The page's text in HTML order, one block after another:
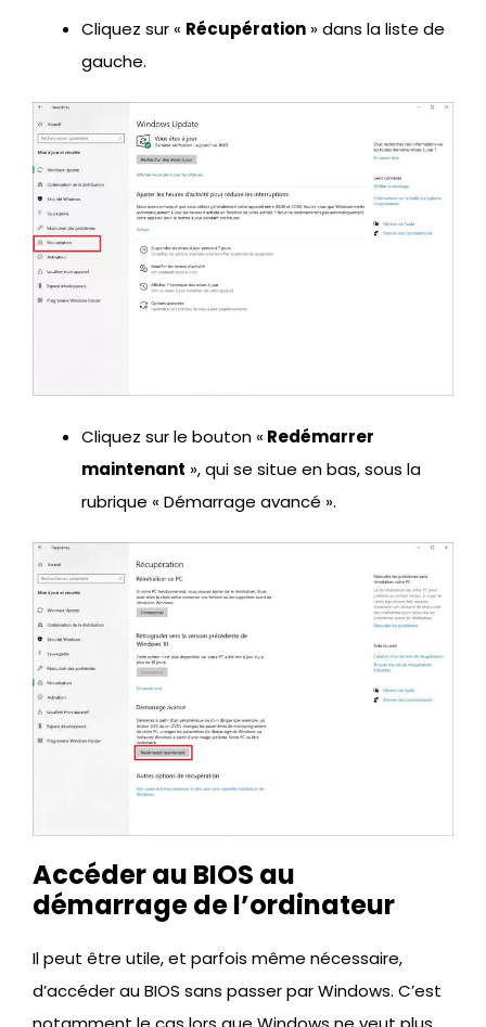
Cliquez sur « Récupération » dans la liste de
gauche.
Cliquez sur le bouton « Redémarrer
maintenant », qui se situe en bas, sous la
rubrique « Démarrage avancé ».
Accéder au BIOS au
démarrage de l’ordinateur
Il peut être utile, et parfois même nécessaire,
d’accéder au BIOS sans passer par Windows. C’est